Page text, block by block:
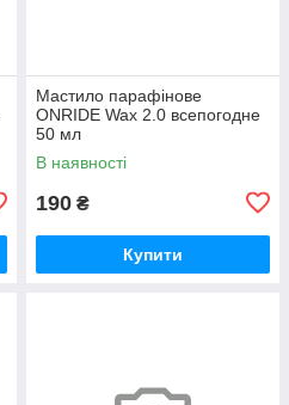
Мастило парафінове
ONRIDE Wax 2.0 всепогодне
50 мл
В наявності
190 ₴
Купити